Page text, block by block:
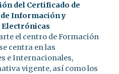
del Certificado de
de Información y
Electrónicas
el centro de Formación
centra en las
e Internacionales,
vigente, así como los